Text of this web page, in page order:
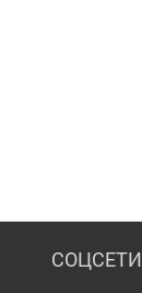
СОЦСЕТИ